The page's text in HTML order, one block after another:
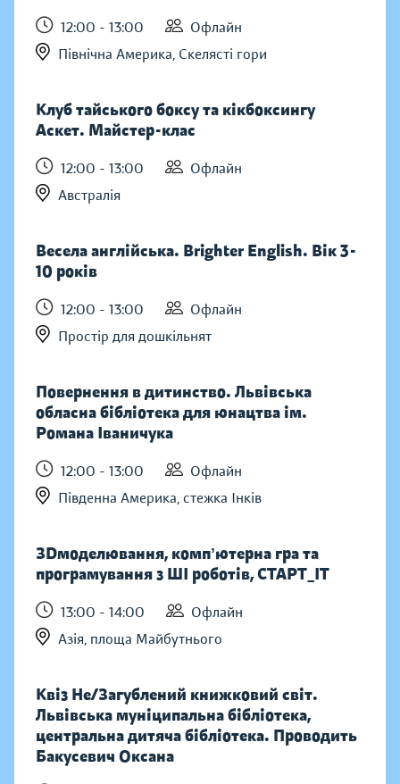
12:00 - 13:00
Офлайн
Північна Америка, Скелясті гори
Клуб тайського боксу та кікбоксингу
Аскет. Майстер-клас
12:00 - 13:00
Офлайн
Австралія
Весела англійська. Brighter English. Вік 3-
10 років
12:00 - 13:00
Офлайн
Простір для дошкільнят
Повернення в дитинство. Львівська
обласна бібліотека для юнацтва ім.
Романа Іваничука
12:00 - 13:00
Офлайн
Південна Америка, стежка Інків
ЗDмоделювання, компʼютерна гра та
програмування з ШІ роботів, СТАРТ_ІТ
13:00 - 14:00
Офлайн
Азія, площа Майбутнього
Квіз Не/Загублений книжковий світ.
Львівська муніципальна бібліотека,
центральна дитяча бібліотека. Проводить
Бакусевич Оксана